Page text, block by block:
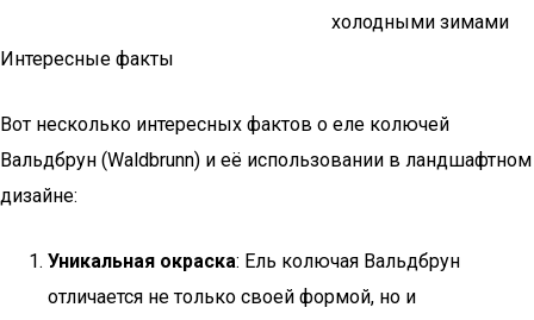
холодными зимами
Интересные факты
Вот несколько интересных фактов о еле колючей
Вальдбрун (Waldbrunn) и её использовании в ландшафтном
дизайне:
Уникальная окраска: Ель колючая Вальдбрун
отличается не только своей формой, но и